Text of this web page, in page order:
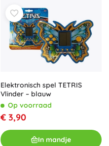
Elektronisch spel TETRIS
Vlinder – blauw
Op voorraad
€ 3,90
In mandje